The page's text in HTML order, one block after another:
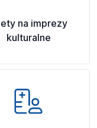
na imprezy
kulturalne